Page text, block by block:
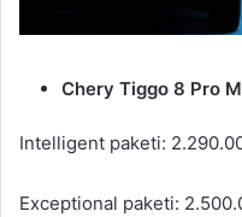
Chery Tiggo 8 Pro
Intelligent paketi:
Exceptional paketi: